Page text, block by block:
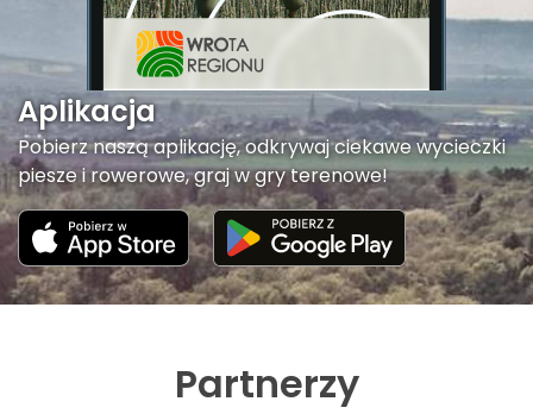
Aplikacja
Pobierz naszą aplikację, odkrywaj ciekawe wycieczki
piesze i rowerowe, graj w gry terenowe!
Partnerzy